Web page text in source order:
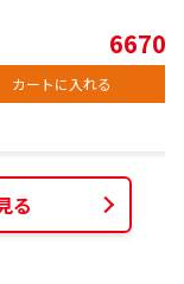
6670
カートに入れる
る